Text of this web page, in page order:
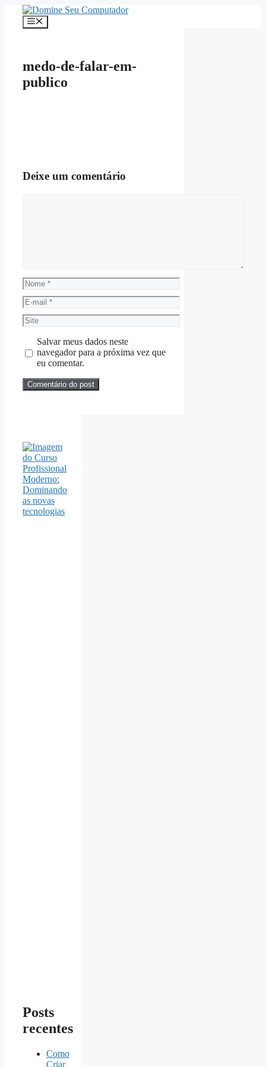
Pular
Menu
medo-de-falar-em-
publico
Deixe um comentário
Nome
E-
mail
Site
Salvar meus dados neste
navegador para a próxima vez que
eu comentar.
Posts
recentes
Como
Criar